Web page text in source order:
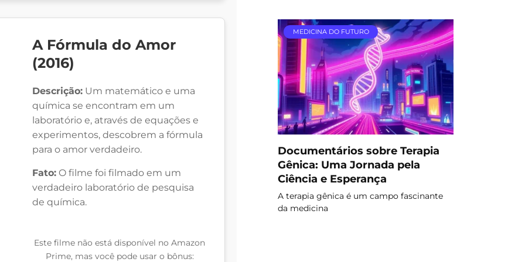
A Fórmula do Amor
(2016)
Descrição: Um matemático e uma
química se encontram em um
laboratório e, através de equações e
experimentos, descobrem a fórmula
para o amor verdadeiro.
Fato: O filme foi filmado em um
verdadeiro laboratório de pesquisa
de química.
Este filme não está disponível no Amazon
Prime, mas você pode usar o bônus:
MEDICINA DO FUTURO
Documentários sobre Terapia
Gênica: Uma Jornada pela
Ciência e Esperança
A terapia gênica é um campo fascinante
da medicina